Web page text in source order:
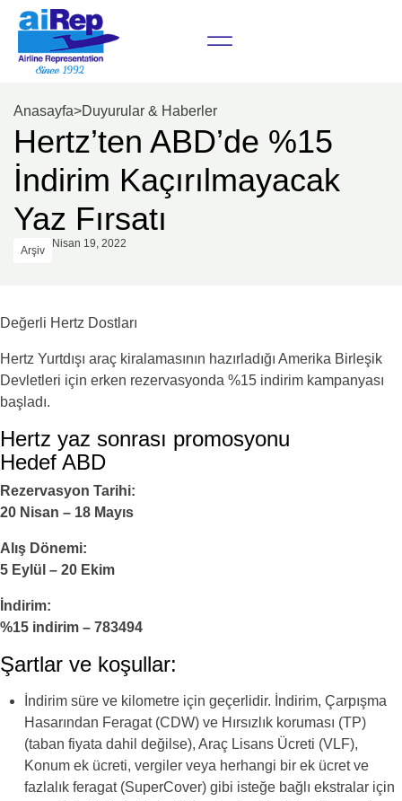
Anasayfa>Duyurular & Haberler
Hertz’ten ABD’de %15
İndirim Kaçırılmayacak
Yaz Fırsatı
Arşiv
Nisan 19, 2022
Değerli Hertz Dostları
Hertz Yurtdışı araç kiralamasının hazırladığı Amerika Birleşik
Devletleri için erken rezervasyonda %15 indirim kampanyası
başladı.
Hertz yaz sonrası promosyonu
Hedef ABD
Rezervasyon Tarihi:
20 Nisan – 18 Mayıs
Alış Dönemi:
5 Eylül – 20 Ekim
İndirim:
%15 indirim – 783494
Şartlar ve koşullar:
İndirim süre ve kilometre için geçerlidir. İndirim, Çarpışma
Hasarından Feragat (CDW) ve Hırsızlık koruması (TP)
(taban fiyata dahil değilse), Araç Lisans Ücreti (VLF),
Konum ek ücreti, vergiler veya herhangi bir ek ücret ve
fazlalık feragat (SuperCover) gibi isteğe bağlı ekstralar için